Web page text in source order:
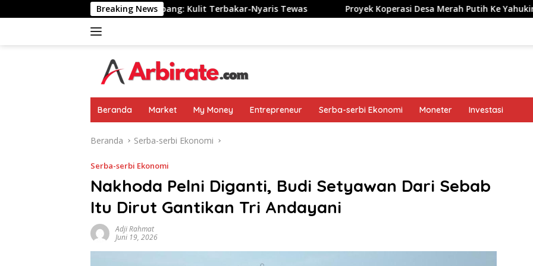
ke
Breaking News
Bom Atom Di Jepang: Kulit Terbakar-Nyaris Tewas Proyek Koperasi Desa Merah Putih Ke Yahukimo Dimulai
Beranda Market My Money Entrepreneur Serba-serbi Ekonomi Moneter Investasi
Beranda Serba-serbi Ekonomi
Serba-serbi Ekonomi
Nakhoda Pelni Diganti, Budi Setyawan Dari Sebab
Itu Dirut Gantikan Tri Andayani
Adji Rahmat
Juni 19, 2026